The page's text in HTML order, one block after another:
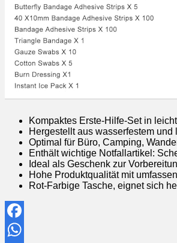
Kompaktes Erste-Hilfe-Set in
Hergestellt aus wasserfestem
Optimal für Büro, Camping,
Enthält wichtige Notfallartikel:
Ideal als Geschenk zur
Hohe Produktqualität mit
Rot-Farbige Tasche, eignet sich
Facebook